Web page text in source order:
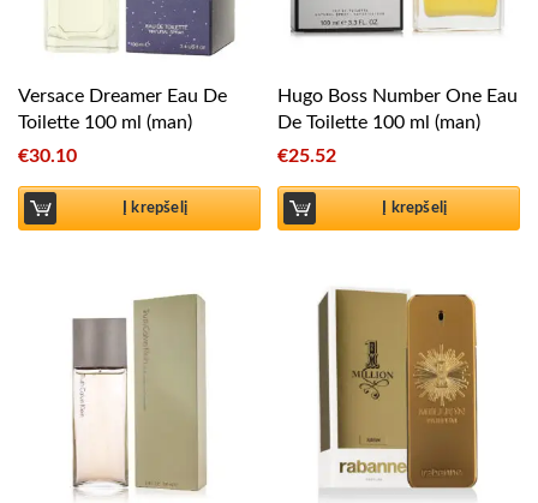
Versace Dreamer Eau De
Toilette 100 ml (man)
€30.10
Į krepšelį
Hugo Boss Number One Eau
De Toilette 100 ml (man)
€25.52
Į krepšelį